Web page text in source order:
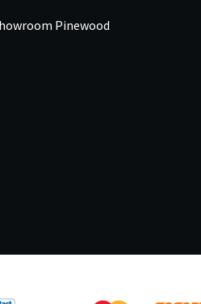
Pinewood